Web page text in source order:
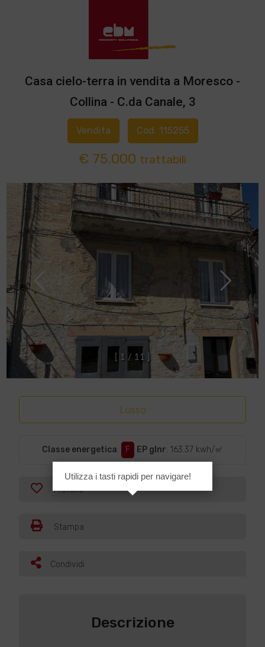
Casa cielo-terra in vendita a Moresco -
Collina - C.da Canale, 3
Vendita Cod. 115255
€ 75.000 trattabili
1 / 11
Lusso
Classe energetica: F EP glnr: 163.37 kwh/㎡
Preferiti
Stampa
Condividi
Descrizione
Utilizza i tasti rapidi per navigare!